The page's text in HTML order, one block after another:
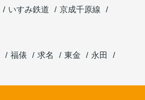
いすみ鉄道
京成千原線
福俵 求名 東金
永田